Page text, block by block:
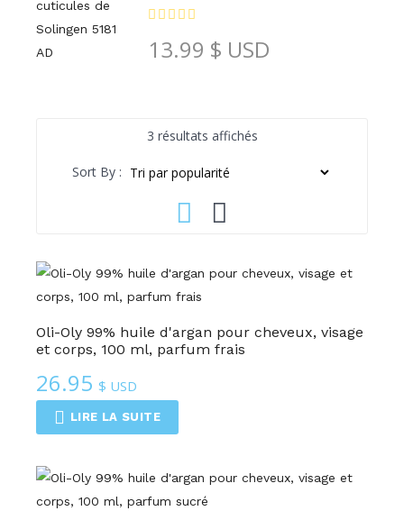
13.99 $ USD
3 résultats affichésTrié
Sort By :
Oli-Oly 99% huile d'argan pour cheveux, visage
et corps, 100 ml, parfum frais
26.95$ USD
LIRE LA SUITE